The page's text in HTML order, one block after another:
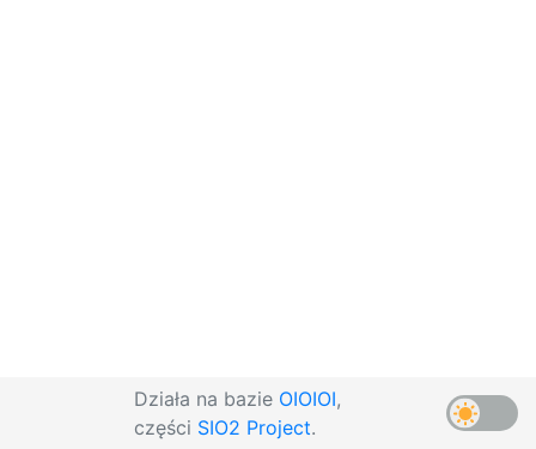
Działa na bazie OIOIOI,
części SIO2 Project.